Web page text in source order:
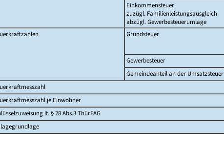
Einkommensteuer
zuzügl. Familienleistungsausgleich
abzügl. Gewerbesteuerumlage
Grundsteuer
Gewerbesteuer
Gemeindeanteil an der Umsatzsteuer
je Einwohner
lt. § 28 Abs.3 ThürFAG